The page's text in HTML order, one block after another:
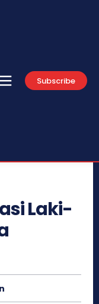
Subscribe
Laki-